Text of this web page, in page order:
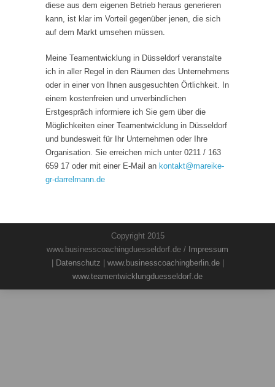
diese aus dem eigenen Betrieb heraus generieren
kann, ist klar im Vorteil gegenüber jenen, die sich
auf dem Markt umsehen müssen.
Meine Teamentwicklung in Düsseldorf veranstalte
ich in aller Regel in den Räumen des Unternehmens
oder in einer von Ihnen ausgesuchten Örtlichkeit. In
einem kostenfreien und unverbindlichen
Erstgespräch informiere ich Sie gern über die
Möglichkeiten einer Teamentwicklung in Düsseldorf
und bundesweit für Ihr Unternehmen oder Ihre
Organisation. Sie erreichen mich unter 0211 / 163
659 17 oder mit einer E-Mail an kontakt@mareike-
gr-darrelmann.de
Copyright 2015
www.businesscoachingduesseldorf.de / Impressum
Datenschutz www.businesscoachingberlin.de|
www.teamentwicklungduesseldorf.de